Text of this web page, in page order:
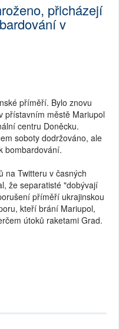
přicházejí
v
příměří. Bylo znovu
přístavním městě Mariupol
centru Doněcku.
soboty dodržováno, ale
bombardování.
na Twitteru v časných
že separatisté "dobývají
příměří ukrajinskou
kteří brání Mariupol,
útoků raketami Grad.